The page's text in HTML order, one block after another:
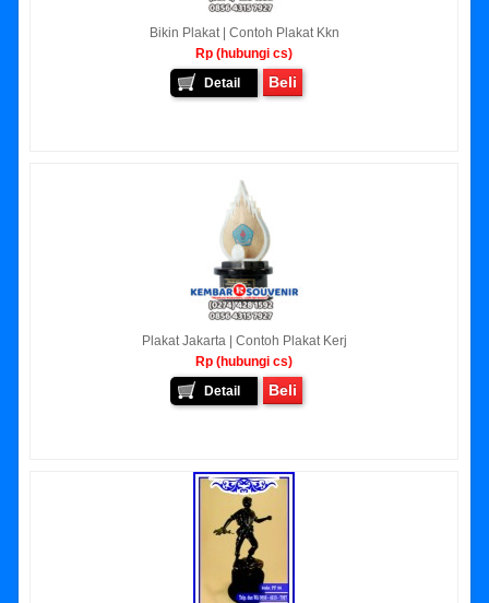
Bikin Plakat | Contoh Plakat Kkn
Rp (hubungi cs)
Detail
Beli
Plakat Jakarta | Contoh Plakat Kerj
Rp (hubungi cs)
Detail
Beli